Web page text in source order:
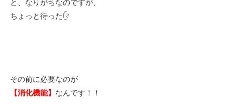
と、なりがちなのですが、
ちょっと待った✋
その前に必要なのが
【消化機能】 なんです！！